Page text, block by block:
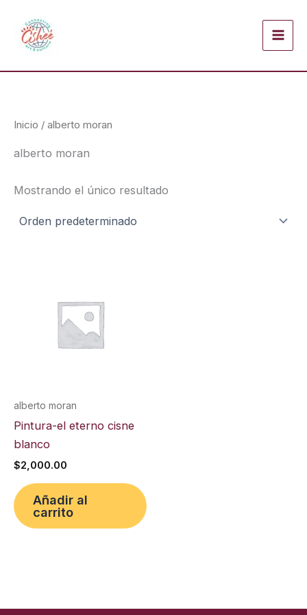
contenido
Inicio / alberto moran
alberto moran
Mostrando el único resultado
alberto moran
Pintura-el eterno cisne
blanco
$2,000.00
Añadir al
carrito